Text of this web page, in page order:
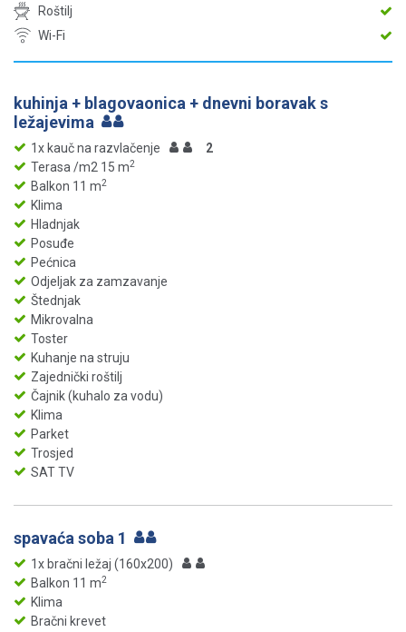
Roštilj
Wi-Fi
kuhinja + blagovaonica + dnevni boravak s
ležajevima
1x kauč na razvlačenje
2
Terasa /m2 15 m2
Balkon 11 m2
Klima
Hladnjak
Posuđe
Pećnica
Odjeljak za zamzavanje
Štednjak
Mikrovalna
Toster
Kuhanje na struju
Zajednički roštilj
Čajnik (kuhalo za vodu)
Klima
Parket
Trosjed
SAT TV
spavaća soba 1
1x bračni ležaj (160x200)
Balkon 11 m2
Klima
Bračni krevet